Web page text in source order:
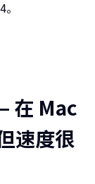
在 Mac
速度很